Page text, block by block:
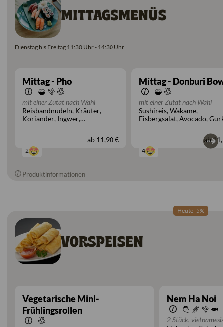
MITTAGSMENÜS
Dienstag bis Freitag 11:30 Uhr - 14:30 Uhr
Mittag - Pho
mit einer Zutat nach Wahl
Reisbandnudeln Kräuter
Koriander Ingwer
ab 11,90 €
2
Mittag - Donburi
mit einer Zutat nach Wahl
Sushireis Wakame
Eisbergsalat Avocado
ab
4
Produktinformationen
Heute -5%
VORSPEISEN
Vegetarische Mini-
Frühlingsrollen
Nem Ha Noi
2 Stück,